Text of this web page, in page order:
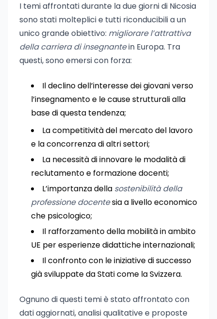
I temi affrontati durante la due giorni di Nicosia
sono stati molteplici e tutti riconducibili a un
unico grande obiettivo: migliorare l’attrattiva
della carriera di insegnantein Europa. Tra
questi, sono emersi con forza:
Il declino dell’interesse dei giovani verso
l’insegnamento e le cause strutturali alla
base di questa tendenza;
La competitività del mercato del lavoro
e la concorrenza di altri settori;
La necessità di innovare le modalità di
reclutamento e formazione docenti;
L’importanza della sostenibilità della
professione docentesia a livello economico
che psicologico;
Il rafforzamento della mobilità in ambito
UE per esperienze didattiche internazionali;
Il confronto con le iniziative di successo
già sviluppate da Stati come la Svizzera.
Ognuno di questi temi è stato affrontato con
dati aggiornati, analisi qualitative e proposte